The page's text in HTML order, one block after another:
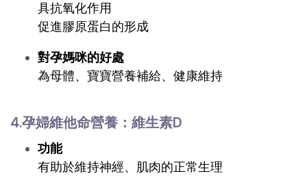
具抗氧化作用
促進膠原蛋白的形成
對孕媽咪的好處
為母體、寶寶營養補給、健康維持
4.孕婦維他命營養：維生素D
功能
有助於維持神經、肌肉的正常生理